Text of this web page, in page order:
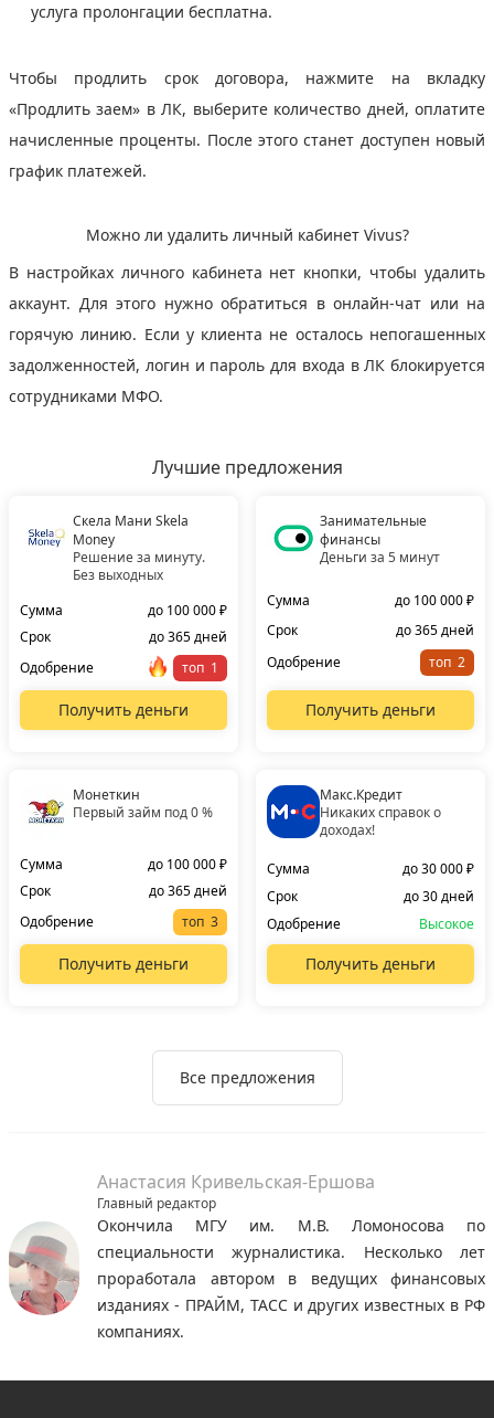
услуга пролонгации бесплатна.
Чтобы продлить срок договора, нажмите на вкладку
«Продлить заем» в ЛК, выберите количество дней, оплатите
начисленные проценты. После этого станет доступен новый
график платежей.
Можно ли удалить личный кабинет Vivus?
В настройках личного кабинета нет кнопки, чтобы удалить
аккаунт. Для этого нужно обратиться в онлайн-чат или на
горячую линию. Если у клиента не осталось непогашенных
задолженностей, логин и пароль для входа в ЛК блокируется
сотрудниками МФО.
Лучшие предложения
Скела Мани Skela
Money
Решение за минуту.
Без выходных
Сумма
до 100 000 ₽
Срок
до 365 дней
Одобрение
топ
Получить деньги
Занимательные
финансы
Деньги за 5 минут
Сумма
до 100 000 ₽
Срок
до 365 дней
Одобрение
топ
Получить деньги
Монеткин
Первый займ под 0 %
Сумма
до 100 000 ₽
Срок
до 365 дней
Одобрение
топ
Получить деньги
Макс.Кредит
Никаких справок о
доходах!
Сумма
до 30 000 ₽
Срок
до 30 дней
Одобрение
Высокое
Получить деньги
Все предложения
Анастасия Кривельская-Ершова
Главный редактор
Окончила МГУ им. М.В. Ломоносова по
специальности журналистика. Несколько лет
проработала автором в ведущих финансовых
изданиях - ПРАЙМ, ТАСС и других известных в РФ
компаниях.